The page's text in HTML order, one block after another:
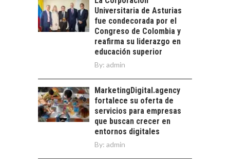
estratégica de los
recursos humanos en
las empresas…
FINANCIAMIENTO
PARA PYMES EN
CHILE:
ALTERNATIVAS MÁS
ALLÁ DEL CRÉDITO
BANCARIO
Financiamiento para
pymes en Chile:
alternativas que
trascienden el
crédito…
EL CRECIMIENTO DE
LOS SERVICIOS
DIGITALES
EXPORTADOS DESDE
CHILE
Universitaria de Asturias
fue condecorada por el
Congreso de Colombia y
reafirma su liderazgo en
educación superior
By: admin
MarketingDigital.agency
fortalece su oferta de
servicios para empresas
que buscan crecer en
entornos digitales
By: admin